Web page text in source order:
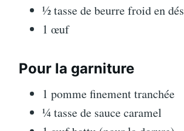
½ tasse de beurre froid en dés
1 œuf
Pour la garniture
1 pomme finement tranchée
¼ tasse de sauce caramel